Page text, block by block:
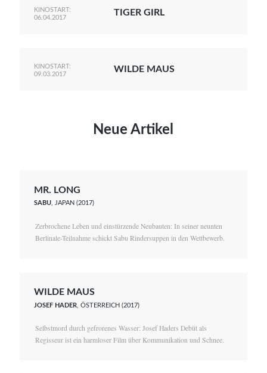
KINOSTART:
06.04.2017
TIGER GIRL
KINOSTART:
09.03.2017
WILDE MAUS
Neue Artikel
MR. LONG
SABU, JAPAN (2017)
Zerbrochene Leben und einstürzende Neubauten: In seiner neunten
Berlinale-Teilnahme schickt Sabu Rindersuppen in den Wettbewerb.
WILDE MAUS
JOSEF HADER , ÖSTERREICH (2017)
Selbstmord durch gefrorenes Wasser: Josef Haders Debüt als
Regisseur ist ein harmloser Film über Kommunikation und Schnee.